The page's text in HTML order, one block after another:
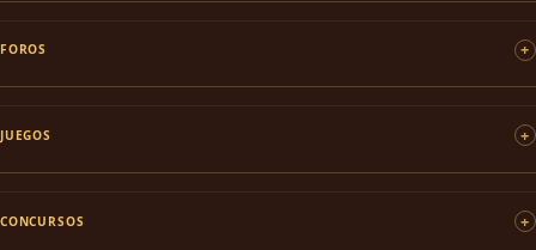
FOROS
JUEGOS
CONCURSOS